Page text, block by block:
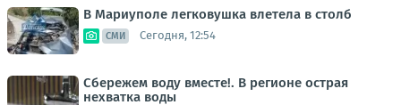
В Мариуполе легковушка влетела в столб
СМИ Сегодня, 12:54
Сбережем воду вместе!. В регионе острая
нехватка воды